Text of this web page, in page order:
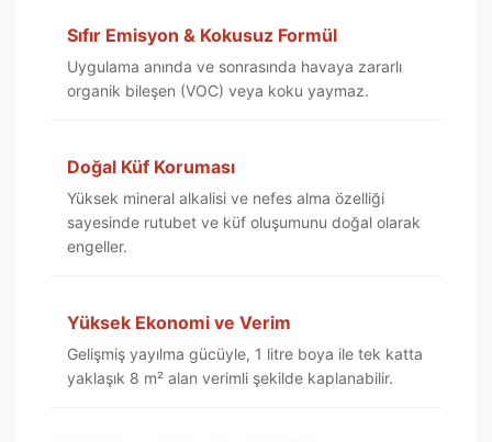
Sıfır Emisyon & Kokusuz Formül
Uygulama anında ve sonrasında havaya zararlı
organik bileşen (VOC) veya koku yaymaz.
Doğal Küf Koruması
Yüksek mineral alkalisi ve nefes alma özelliği
sayesinde rutubet ve küf oluşumunu doğal olarak
engeller.
Yüksek Ekonomi ve Verim
Gelişmiş yayılma gücüyle, 1 litre boya ile tek katta
yaklaşık 8 m² alan verimli şekilde kaplanabilir.